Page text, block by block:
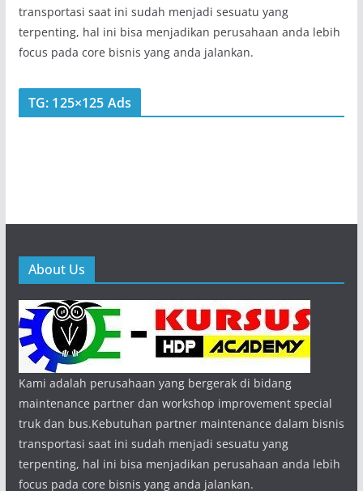
transportasi saat ini sudah menjadi sesuatu yang
terpenting, hal ini bisa menjadikan perusahaan anda lebih
focus pada core bisnis yang anda jalankan.
TG: 125×125 Ads
About Us
Kami adalah perusahaan yang bergerak di bidang
maintenance partner dan workshop improvement special
truk dan bus.Kebutuhan partner maintenance dalam bisnis
transportasi saat ini sudah menjadi sesuatu yang
terpenting, hal ini bisa menjadikan perusahaan anda lebih
focus pada core bisnis yang anda jalankan.